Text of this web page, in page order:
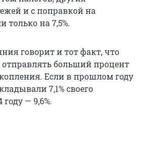
и с поправкой на
на 7,5%.
говорит и тот факт, что
отправлять больший процент
Если в прошлом году
7,1% своего
году — 9,6%.